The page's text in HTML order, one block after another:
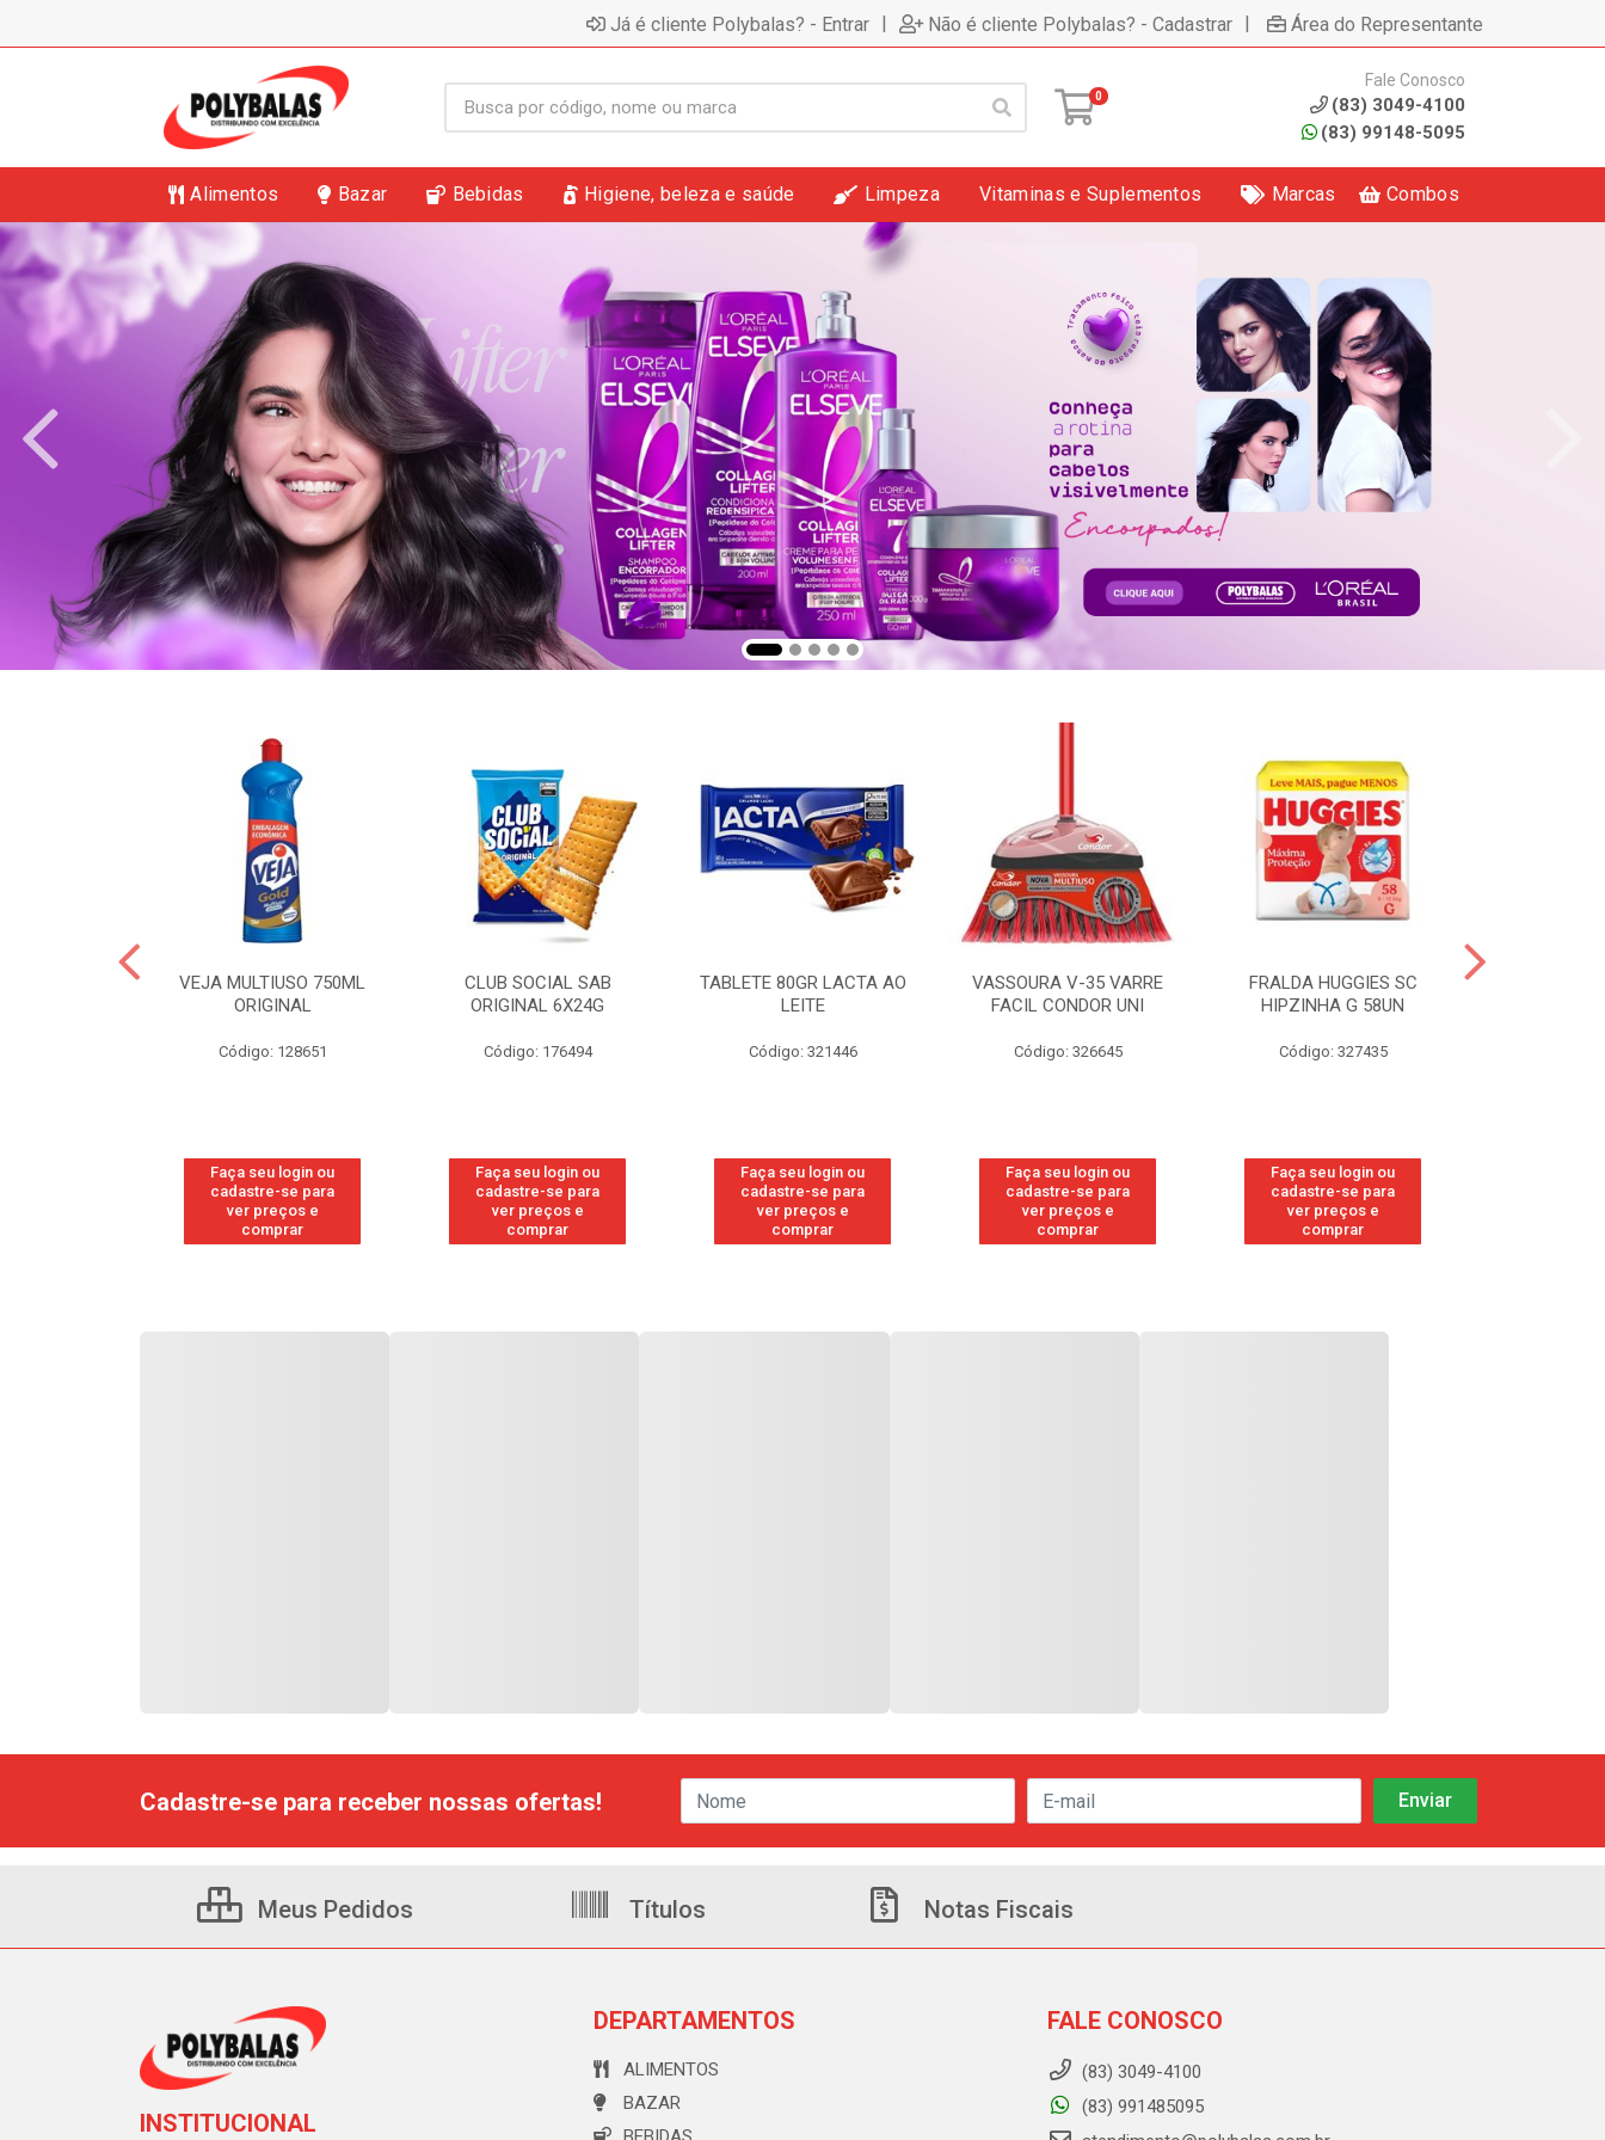
Já é cliente Polybalas? - Entrar | Não é cliente Polybalas? - Cadastrar | Área do Representante
0
Fale Conosco
(83) 3049-4100
(83) 99148-5095
Alimentos Bazar Bebidas Higiene, beleza e saúde Limpeza Vitaminas e Suplementos Marcas Combos
VEJA MULTIUSO 750ML
ORIGINAL
Código: 128651
Faça seu login ou
cadastre-se para
ver preços e
comprar
CLUB SOCIAL SAB
ORIGINAL 6X24G
Código: 176494
Faça seu login ou
cadastre-se para
ver preços e
comprar
TABLETE 80GR LACTA AO
LEITE
Código: 321446
Faça seu login ou
cadastre-se para
ver preços e
comprar
VASSOURA V-35 VARRE
FACIL CONDOR UNI
Código: 326645
Faça seu login ou
cadastre-se para
ver preços e
comprar
FRALDA HUGGIES SC
HIPZINHA G 58UN
Código: 327435
Faça seu login ou
cadastre-se para
ver preços e
comprar
Cadastre-se para receber nossas ofertas!
Meus Pedidos Títulos Notas Fiscais
INSTITUCIONAL
DEPARTAMENTOS
ALIMENTOS
BAZAR
FALE CONOSCO
(83) 3049-4100
(83) 991485095